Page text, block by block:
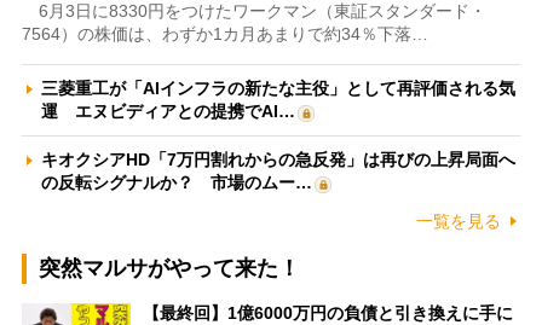
6月3日に8330円をつけたワークマン（東証スタンダード・
7564）の株価は、わずか1カ月あまりで約34％下落…
三菱重工が「AIインフラの新たな主役」として再評価される気
運 エヌビディアとの提携でAI…
キオクシアHD「7万円割れからの急反発」は再びの上昇局面へ
の反転シグナルか？ 市場のムー…
一覧を見る
突然マルサがやって来た！
【最終回】1億6000万円の負債と引き換えに手に